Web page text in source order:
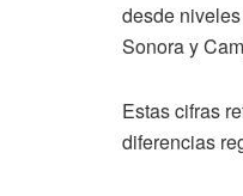
desde
Sonora y
Estas cifras
diferencias